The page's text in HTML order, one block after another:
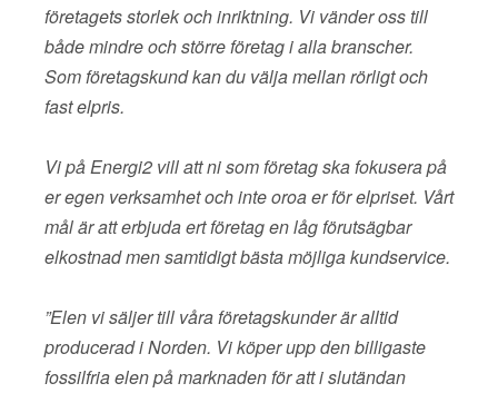
företagets storlek och inriktning. Vi vänder oss till
både mindre och större företag i alla branscher.
Som företagskund kan du välja mellan rörligt och
fast elpris.
Vi på Energi2 vill att ni som företag ska fokusera på
er egen verksamhet och inte oroa er för elpriset. Vårt
mål är att erbjuda ert företag en låg förutsägbar
elkostnad men samtidigt bästa möjliga kundservice.
”Elen vi säljer till våra företagskunder är alltid
producerad i Norden. Vi köper upp den billigaste
fossilfria elen på marknaden för att i slutändan